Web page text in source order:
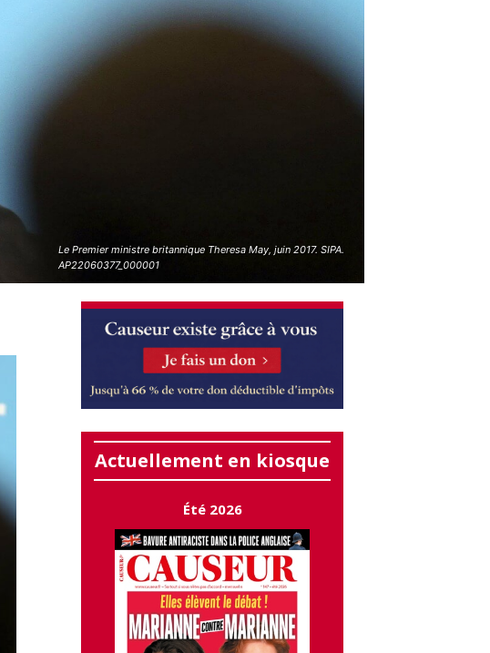
Le Premier ministre britannique Theresa May, juin 2017. SIPA.
AP22060377_000001
Actuellement en kiosque
Été 2026